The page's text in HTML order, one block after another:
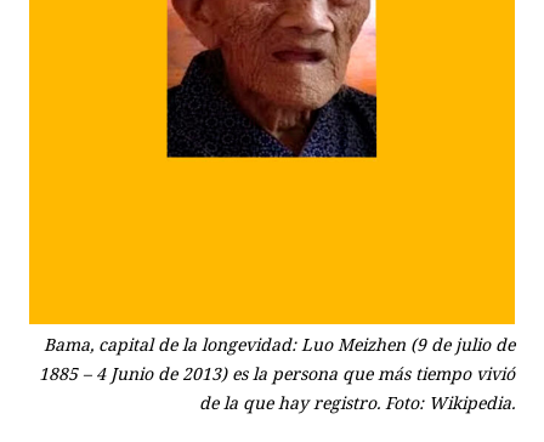
Bama, capital de la longevidad: Luo Meizhen (9 de julio de
1885 – 4 Junio de 2013) es la persona que más tiempo vivió
de la que hay registro. Foto: Wikipedia.